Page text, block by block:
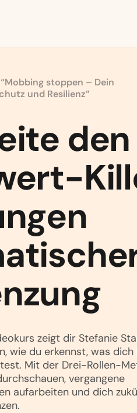
stoppen – Dein
und Resilienz”
den
zeigt dir Stefanie
wie du erkennst, was
Mit der Drei-Rollen-
vergangene
aufarbeiten und dich